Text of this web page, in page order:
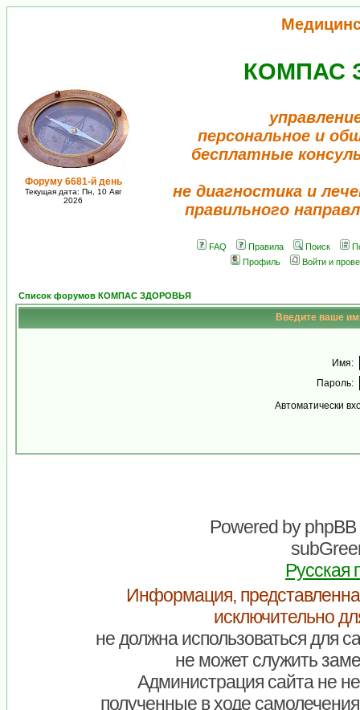
Форуму 6681-й день
Текущая дата: Пн, 10 Авг
2026
КОМПАС
персональное и
бесплатные
не диагностика и
правильного
FAQ Правила Поиск
Профиль
Войти и
Список форумов КОМПАС ЗДОРОВЬЯ
Введите ваше
Имя:
Пароль:
Автоматически
Powered byphpBB
Русская
Информация,
исключительно
не должна использоваться для
не может служить
Администрация сайта не
полученные в ходе